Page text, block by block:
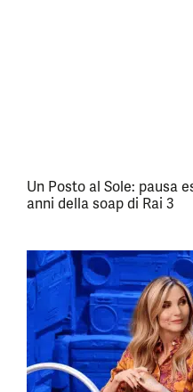
Un Posto al Sole: pausa
anni della soap di Rai 3